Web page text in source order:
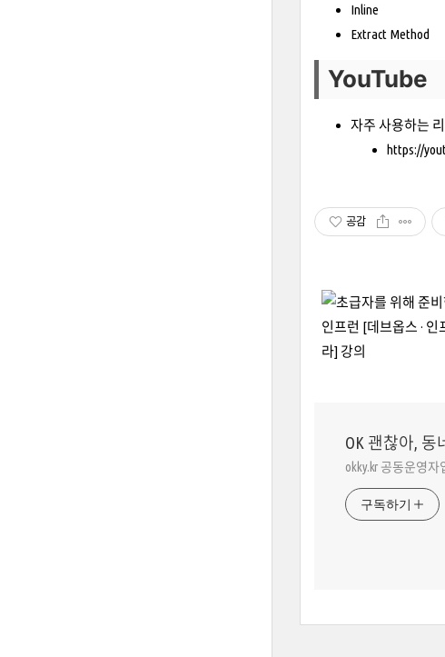
Inline
Extract Method
YouTube
자주 사용하는
https://
공감
OK 괜찮아, 동
okky.kr 공동운영자
구독하기